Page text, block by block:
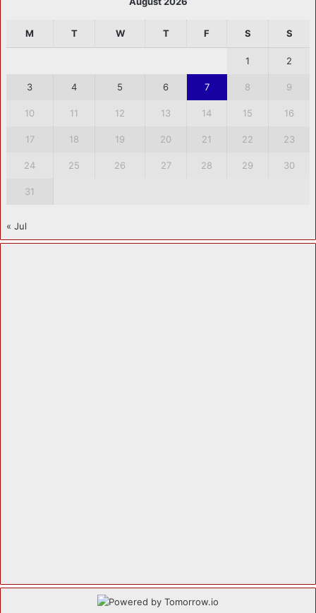
M T W T F S S
1 2
3 4 5 6 7 8 9
10 11 12 13 14 15 16
17 18 19 20 21 22 23
24 25 26 27 28 29 30
31
« Jul